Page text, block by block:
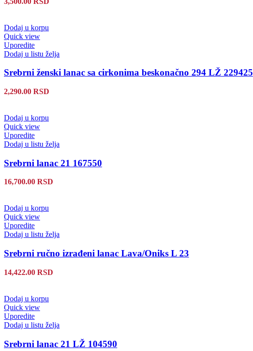
Dodaj u korpu
Quick view
Uporedite
Dodaj u listu želja
Srebrni ženski lanac sa cirkonima beskonačno 294 LŽ 229425
2,290.00 RSD
Dodaj u korpu
Quick view
Uporedite
Dodaj u listu želja
Srebrni lanac 21 167550
16,700.00 RSD
Dodaj u korpu
Quick view
Uporedite
Dodaj u listu želja
Srebrni ručno izrađeni lanac Lava/Oniks L 23
14,422.00 RSD
Dodaj u korpu
Quick view
Uporedite
Dodaj u listu želja
Srebrni lanac 21 LŽ 104590